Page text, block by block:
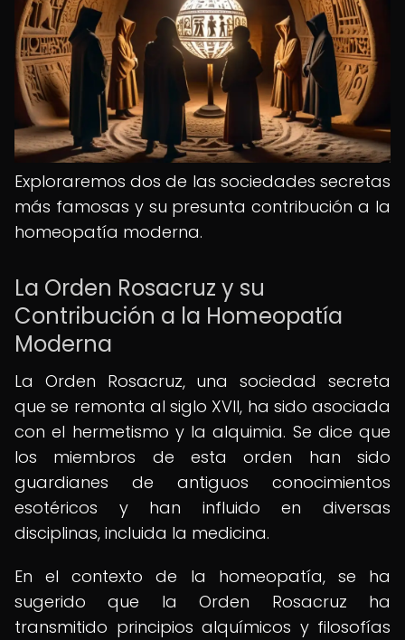
Exploraremos dos de las sociedades secretas
más famosas y su presunta contribución a la
homeopatía moderna.
La Orden Rosacruz y su
Contribución a la Homeopatía
Moderna
La Orden Rosacruz, una sociedad secreta
que se remonta al siglo XVII, ha sido asociada
con el hermetismo y la alquimia. Se dice que
los miembros de esta orden han sido
guardianes de antiguos conocimientos
esotéricos y han influido en diversas
disciplinas, incluida la medicina.
En el contexto de la homeopatía, se ha
sugerido que la Orden Rosacruz ha
transmitido principios alquímicos y filosofías